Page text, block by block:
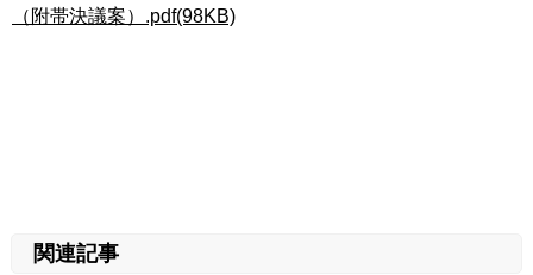
（附帯決議案）.pdf(98KB)
関連記事